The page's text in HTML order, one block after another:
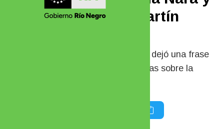
su separación de Martín
El exfutbolista habló con Intrusos y dejó una frase
que encendió aún más las sospechas sobre la